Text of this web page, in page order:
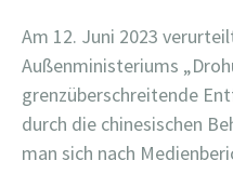
Am 12. Juni 2023
Außenministeriums
grenzüberschreitende
durch die chinesischen
man sich nach